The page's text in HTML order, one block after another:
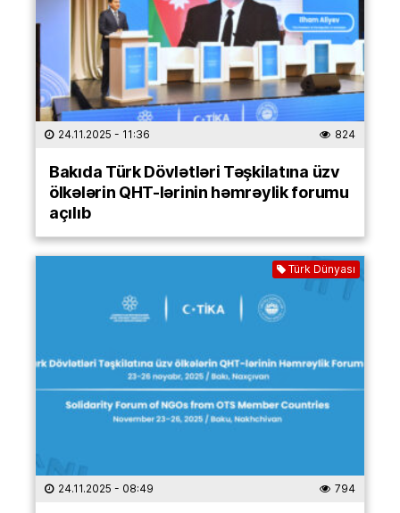
24.11.2025 - 11:36 824
Bakıda Türk Dövlətləri Təşkilatına üzv
ölkələrin QHT-lərinin həmrəylik forumu
açılıb
Türk Dünyası
24.11.2025 - 08:49 794